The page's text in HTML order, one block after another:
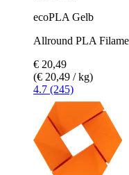
ecoPLA Gelb
Allround PLA
€ 20,49
(€ 20,49 / kg)
4.7 (245)